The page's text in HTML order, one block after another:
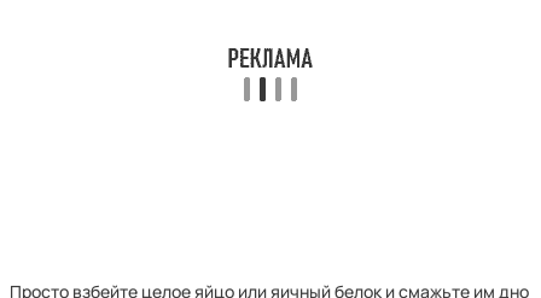
Просто взбейте целое яйцо или яичный белок и смажьте им дно